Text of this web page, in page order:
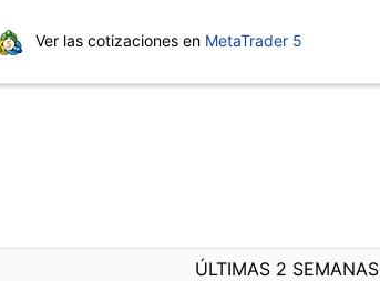
Ver las cotizaciones en MetaTrader 5
ÚLTIMAS 2 SEMANAS